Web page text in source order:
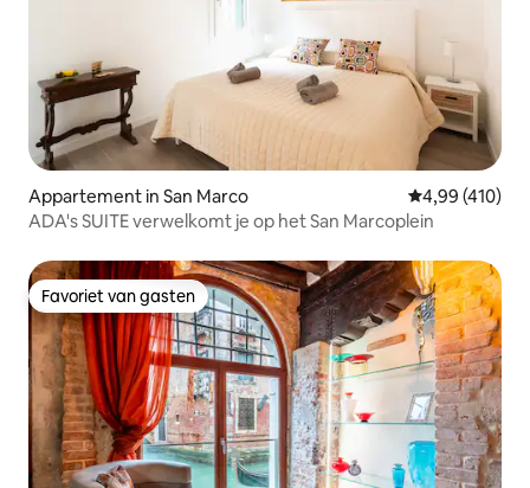
Appartement in San Marco Gemiddelde
4,99 (410)
ADA's SUITE verwelkomt je op het San Marcoplein
Favoriet van gasten
Favoriet van gasten